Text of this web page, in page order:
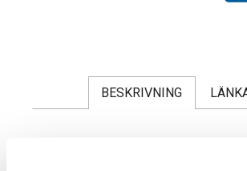
BESKRIVNING
Effektivt